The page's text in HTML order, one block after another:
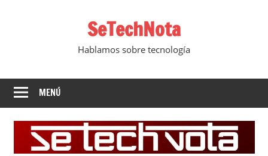
SeTechNota
Hablamos sobre tecnología
MENÚ